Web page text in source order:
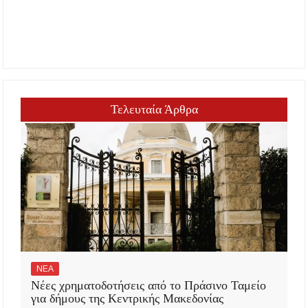
Τελευταία Άρθρα
ΝΕΑ
Νέες χρηματοδοτήσεις από το Πράσινο Ταμείο
για δήμους της Κεντρικής Μακεδονίας